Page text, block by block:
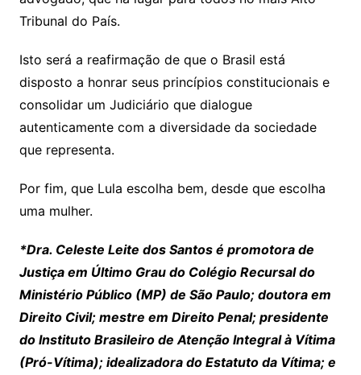
Tribunal do País.
Isto será a reafirmação de que o Brasil está
disposto a honrar seus princípios constitucionais e
consolidar um Judiciário que dialogue
autenticamente com a diversidade da sociedade
que representa.
Por fim, que Lula escolha bem, desde que escolha
uma mulher.
*Dra. Celeste Leite dos Santos é promotora de
Justiça em Último Grau do Colégio Recursal do
Ministério Público (MP) de São Paulo; doutora em
Direito Civil; mestre em Direito Penal; presidente
do Instituto Brasileiro de Atenção Integral à Vítima
(Pró-Vítima); idealizadora do Estatuto da Vítima; e